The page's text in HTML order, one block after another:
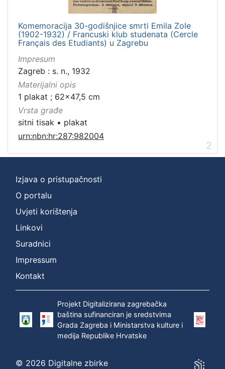
Komemoracija 30-godišnjice smrti Emila Zole
(1902-1932) / Francuski klub studenata (Cercle
Français des Etudiants) u Zagrebu
Impresum
Zagreb : s. n., 1932
Materijalni opis
1 plakat ; 62x47,5 cm
Vrsta građe
sitni tisak • plakat
urn:nbn:hr:287:982004
2
Izjava o pristupačnosti
O portalu
Uvjeti korištenja
Linkovi
Suradnici
Impressum
Kontakt
Projekt Digitalizirana zagrebačka
baština sufinanciran je sredstvima
Grada Zagreba i Ministarstva kulture i
medija Republike Hrvatske
© 2026 Digitalne zbirke